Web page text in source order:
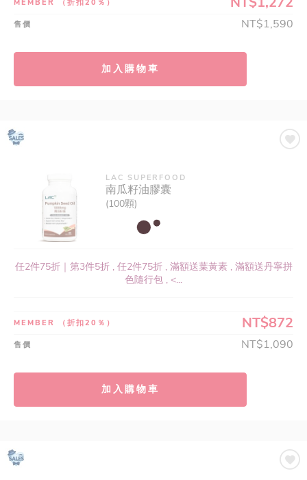
MEMBER （折扣20％）
售價 NT$1,590
加入購物車
LAC SUPERFOOD
南瓜籽油膠囊
(100顆)
任2件75折｜第3件5折 , 任2件75折 , 滿額送葉黃素 , 滿額送丹寧拼
色隨行包 , <...
MEMBER （折扣20％） NT$872
售價 NT$1,090
加入購物車